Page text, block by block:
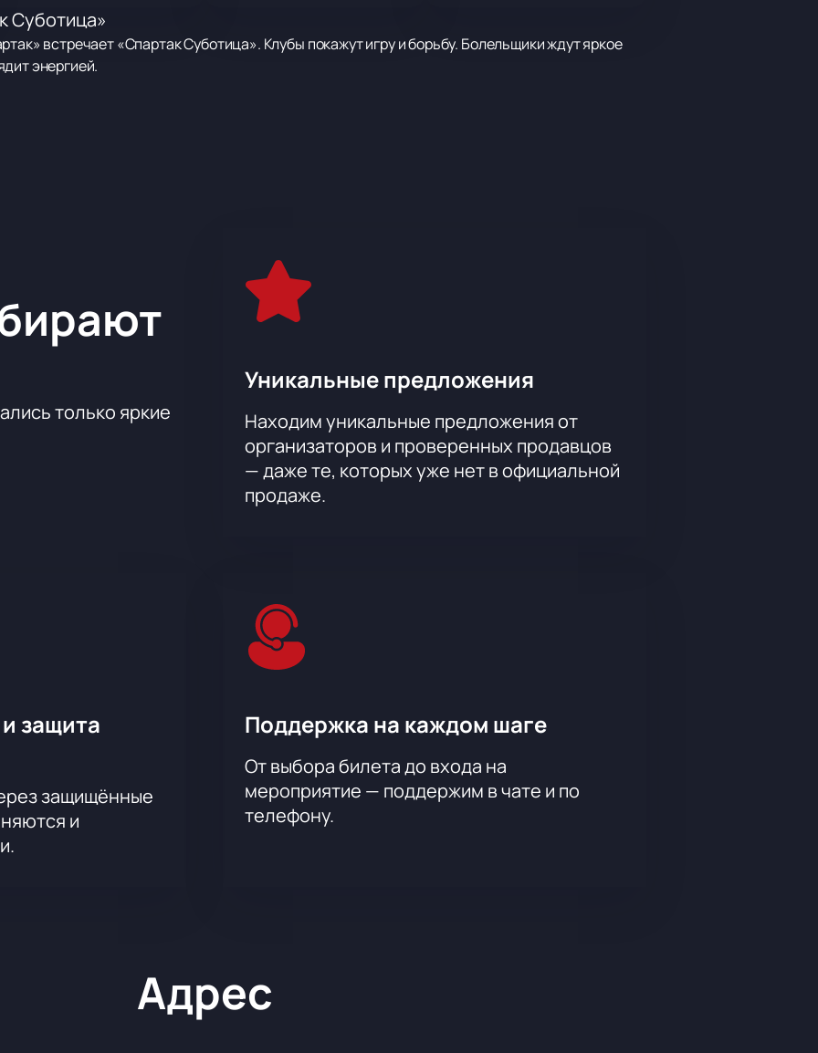
Суботица»
встречает «Спартак Суботица». Клубы покажут игру и борьбу. Болельщики ждут яркое
энергией.
— «Спартак Суботица»
онлайн.
трибун.
случаев.
специальные предложения.
телефону через менеджера.
только яркие
Уникальные предложения
Находим уникальные предложения от
организаторов и проверенных продавцов
— даже те, которых уже нет в официальной
продаже.
защита
защищённые
и
Поддержка на каждом шаге
От выбора билета до входа на
мероприятие — поддержим в чате и по
телефону.
Адрес